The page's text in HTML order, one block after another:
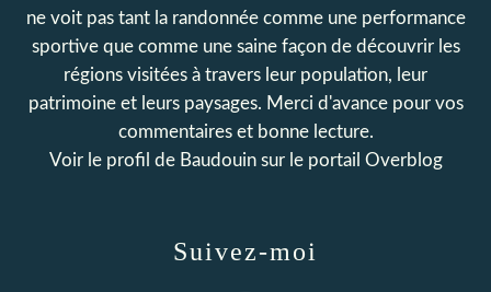
Suivez-moi
ne voit pas tant la randonnée comme une performance
sportive que comme une saine façon de découvrir les
régions visitées à travers leur population, leur
patrimoine et leurs paysages. Merci d'avance pour vos
commentaires et bonne lecture.
Voir le profil de Baudouinsur le portail Overblog